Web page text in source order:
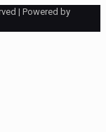
| Powered by